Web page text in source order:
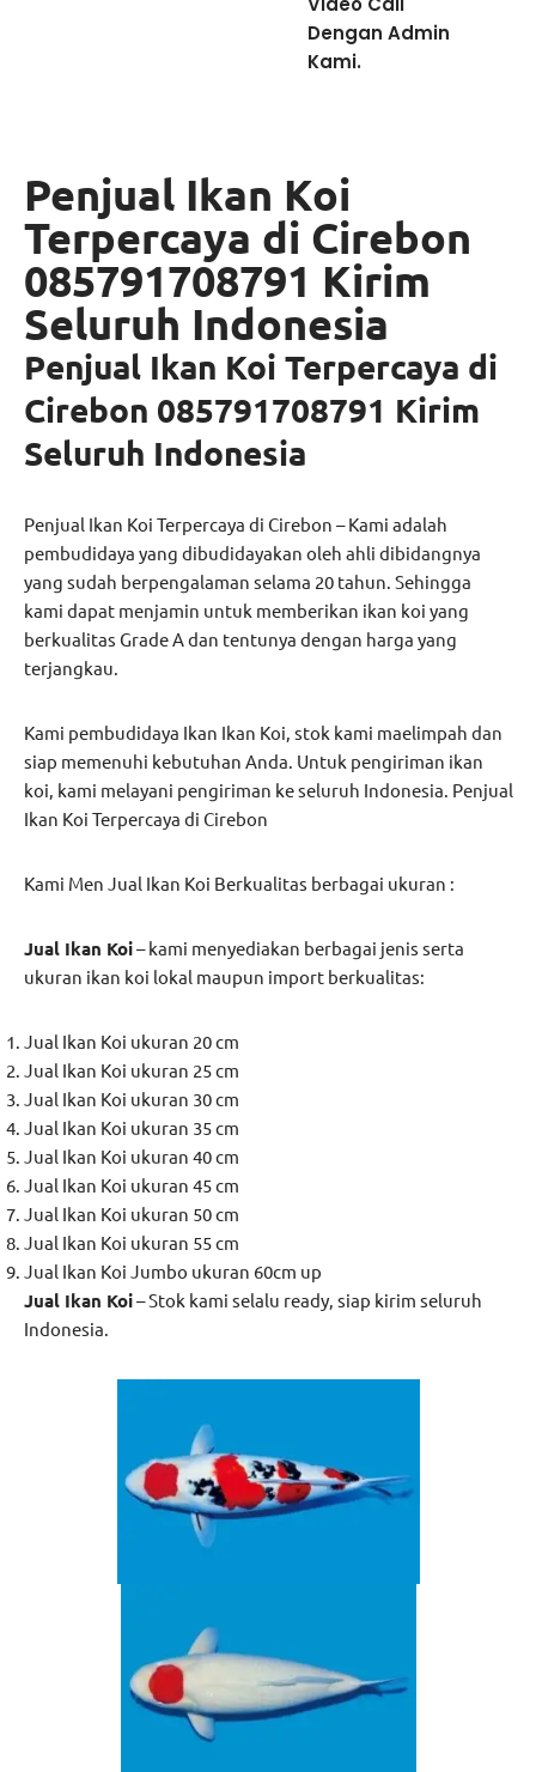
Dengan Admin
Kami.
Penjual Ikan Koi
Terpercaya di Cirebon
085791708791 Kirim
Seluruh Indonesia
Penjual Ikan Koi Terpercaya di
Cirebon 085791708791 Kirim
Seluruh Indonesia
Penjual Ikan Koi Terpercaya di Cirebon – Kami adalah
pembudidaya yang dibudidayakan oleh ahli dibidangnya
yang sudah berpengalaman selama 20 tahun. Sehingga
kami dapat menjamin untuk memberikan ikan koi yang
berkualitas Grade A dan tentunya dengan harga yang
terjangkau.
Kami pembudidaya Ikan Ikan Koi, stok kami maelimpah dan
siap memenuhi kebutuhan Anda. Untuk pengiriman ikan
koi, kami melayani pengiriman ke seluruh Indonesia. Penjual
Ikan Koi Terpercaya di Cirebon
Kami Men Jual Ikan Koi Berkualitas berbagai ukuran :
Jual Ikan Koi– kami menyediakan berbagai jenis serta
ukuran ikan koi lokal maupun import berkualitas:
Jual Ikan Koi ukuran 20 cm
Jual Ikan Koi ukuran 25 cm
Jual Ikan Koi ukuran 30 cm
Jual Ikan Koi ukuran 35 cm
Jual Ikan Koi ukuran 40 cm
Jual Ikan Koi ukuran 45 cm
Jual Ikan Koi ukuran 50 cm
Jual Ikan Koi ukuran 55 cm
Jual Ikan Koi Jumbo ukuran 60cm up
Jual Ikan Koi– Stok kami selalu ready, siap kirim seluruh
Indonesia.